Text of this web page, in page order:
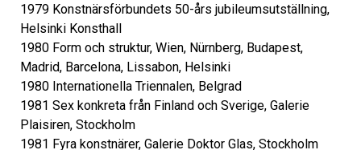
1979 Konstnärsförbundets 50-års jubileumsutställning,
Helsinki Konsthall
1980 Form och struktur, Wien, Nürnberg, Budapest,
Madrid, Barcelona, Lissabon, Helsinki
1980 Internationella Triennalen, Belgrad
1981 Sex konkreta från Finland och Sverige, Galerie
Plaisiren, Stockholm
1981 Fyra konstnärer, Galerie Doktor Glas, Stockholm